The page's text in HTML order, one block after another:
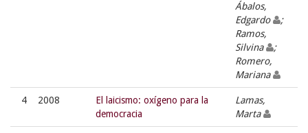
Ábalos,
Edgardo
;
Ramos,
Silvina
;
Romero,
Mariana
4 2008
El laicismo: oxígeno para la
democracia
Lamas,
Marta